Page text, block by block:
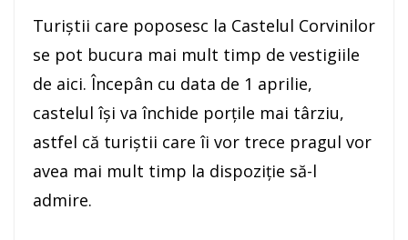
Turiștii care poposesc la Castelul Corvinilor
se pot bucura mai mult timp de vestigiile
de aici. Începân cu data de 1 aprilie,
castelul își va închide porțile mai târziu,
astfel că turiștii care îi vor trece pragul vor
avea mai mult timp la dispoziție să-l
admire.